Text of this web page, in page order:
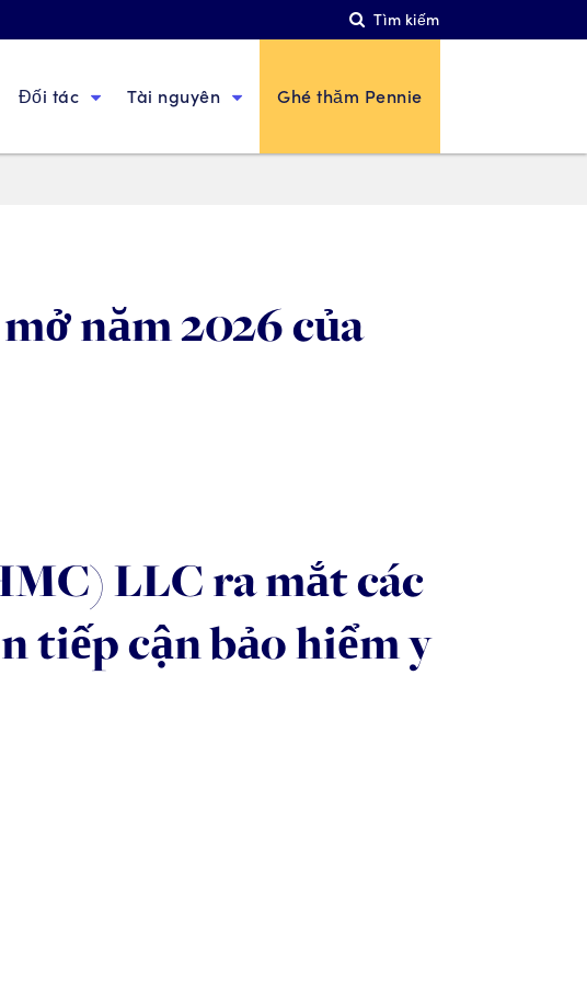
Tìm kiếm
Đối tác Tài nguyên Ghé thăm Pennie
năm 2026 của
LLC ra mắt các
tiếp cận bảo hiểm y